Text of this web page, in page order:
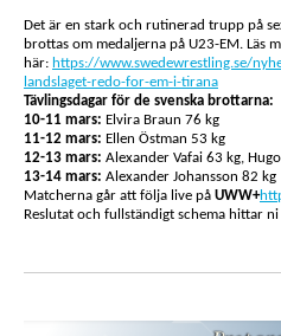
Det är en stark och rutinerad trupp på
brottas om medaljerna på U23-EM. Läs
här: https://www.swedewrestling.se/
landslaget-redo-for-em-i-tirana
Tävlingsdagar för de svenska brottarna:
10-11 mars: Elvira Braun 76 kg
11-12 mars: Ellen Östman 53 kg
12-13 mars: Alexander Vafai 63 kg,
13-14 mars: Alexander Johansson 82 kg
Matcherna går att följa live på UWW+
Reslutat och fullständigt schema hittar ni